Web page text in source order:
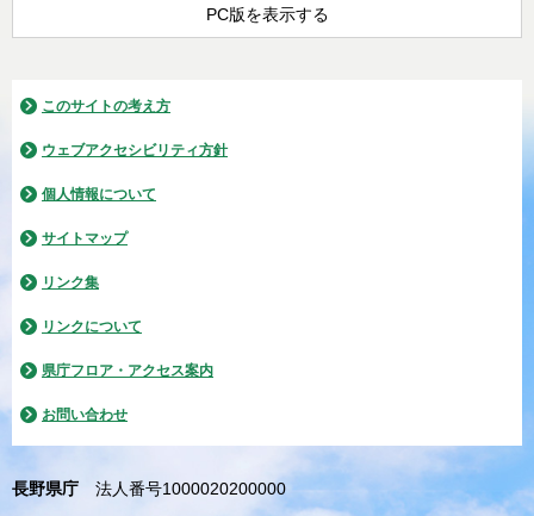
PC版を表示する
このサイトの考え方
ウェブアクセシビリティ方針
個人情報について
サイトマップ
リンク集
リンクについて
県庁フロア・アクセス案内
お問い合わせ
長野県庁
法人番号1000020200000